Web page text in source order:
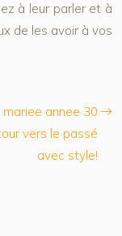
à leur parler et à
de les avoir à vos
mariee annee 30
vers le passé
avec style!